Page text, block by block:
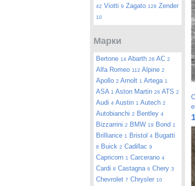
42 Viotti 9 Zagato 128 Zender
10
Марки
Bertone 14 Abarth 28 AC 2
Alfa Romeo 112 Alpine 2
Apollo 2 Arnolt 1 Artega 1
ASA 1 Aston Martin 26 ATS 2
Audi 4 Austin 1 Autech 2
Autobianchi 2 Bentley 4
Bizzarrini 2 BMW 19 Bond 1
Brilliance 1 Bristol 4 Bugatti
8 Buick 2 Cadillac 9
Capricorn 1 Carcerano 4
Cardi 8 Castagna 6 Chery 3
Chevrolet 7 Chrysler 10